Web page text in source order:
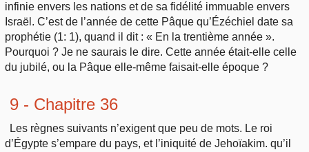
infinie envers les nations et de sa fidélité immuable envers
Israël. C’est de l’année de cette Pâque qu’Ézéchiel date sa
prophétie (1: 1), quand il dit : « En la trentième année ».
Pourquoi ? Je ne saurais le dire. Cette année était-elle celle
du jubilé, ou la Pâque elle-même faisait-elle époque ?
9 - Chapitre 36
Les règnes suivants n’exigent que peu de mots. Le roi
d’Égypte s’empare du pays, et l’iniquité de Jehoïakim. qu’il